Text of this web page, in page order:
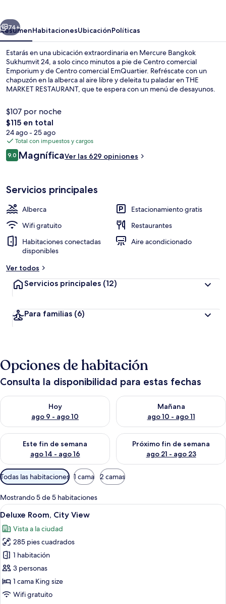
Siguiente
74+
ResumenHabitacionesUbicaciónPolíticas
Estarás en una ubicación extraordinaria en Mercure Bangkok
Sukhumvit 24, a solo cinco minutos a pie de Centro comercial
Emporium y de Centro comercial EmQuartier. Refréscate con un
chapuzón en la alberca al aire libre y deleita tu paladar en THE
MARKET RESTAURANT, que te espera con un menú de desayunos.
condición en general están muy bien calificados por otros visitantes.
Hay opciones de transporte público a una corta distancia a pie:
Estación de metro de Phrom Phong BTS está a 3 minutos y Estación
de tren (BTS) de Thong Lo está a 14 minutos.
$107 por noche
El
precio
total
es
de
$115 en total
24 ago - 25 ago
Total con impuestos y cargos
Opiniones
9.09.0 de 10,
MagníficaVer las 629 opiniones
Servicios principales
Alberca
Estacionamiento gratis
Wifi gratuito
Restaurantes
Habitaciones conectadas
disponibles
Aire acondicionado
Ver todos
Servicios principales (12)
Para familias (6)
Opciones de habitación
Consulta la disponibilidad para estas fechas
Hoy
ago 9 - ago 10
Consulta la disponibilidad para hoy ago 9 - ago 10
Mañana
ago 10 - ago 11
Consulta la disponibilidad
Este fin de semana
ago 14 - ago 16
Consulta la disponibilidad para este fin de semana ago 14 -
Próximo fin de semana
ago 21 - ago 23
Consulta la disponibilidad
Filtros
disponibles
para
las
habitaciones
Todas las habitaciones 1 cama 2 camas
Mostrando 5 de 5 habitaciones
Abrir
todas
las
fotos
de
Deluxe
Room,
City
Caja de seguridad en la habitación y
6
Deluxe Room, City View
Vista a la ciudad
285 pies cuadrados
1 habitación
3 personas
1 cama King size
Wifi gratuito